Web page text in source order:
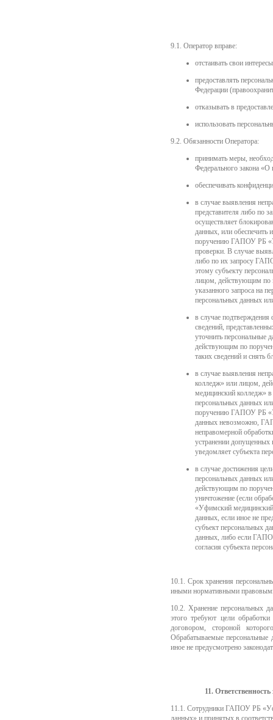
9.1. Оператор вправе:
отстаивать свои
предоставлять
Федерации
отказывать в
использовать
9.2. Обязанности Оператора:
принимать меры,
Федерального закона
обеспечивать
в случае выявления
представителя либо по
осуществляет
данных, или обеспечить
поручению ГАПОУ РБ
проверки. В случае
либо по их запросу
этому субъекту
лицом, действующим по
указанного запроса на
персональных данных
в случае
сведений,
уточнить персональные
действующим по
таких сведений и снять
в случае выявления
колледж» или лицом,
медицинский колледж»
персональных данных
поручению ГАПОУ РБ
данных невозможно,
неправомерной
устранении
уведомляет субъекта
в случае достижения
персональных данных
действующим по
уничтожение (если
«Уфимский
данных, если иное не
субъект персональных
данных, либо если
согласия субъекта
10.1. Срок хранения
иными нормативными
10.2. Хранение персональных
этого требуют цели
договором, стороной
Обрабатываемые персональные
иное не предусмотрено
11.
11.1. Сотрудники ГАПОУ РБ
данных» и принятых в